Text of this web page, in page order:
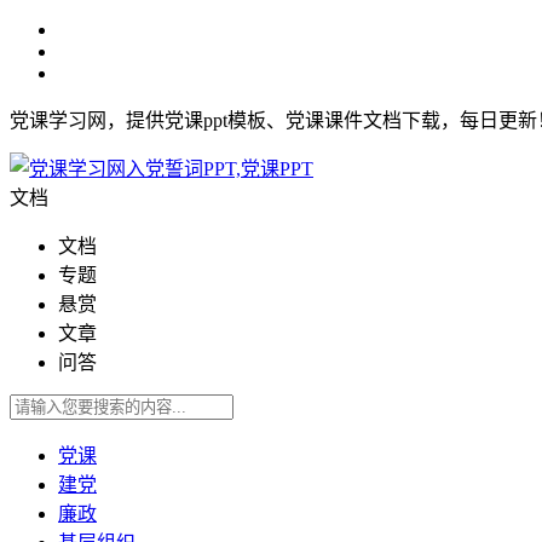
党课学习网，提供党课ppt模板、党课课件文档下载，每日更新
文档
文档
专题
悬赏
文章
问答
党课
建党
廉政